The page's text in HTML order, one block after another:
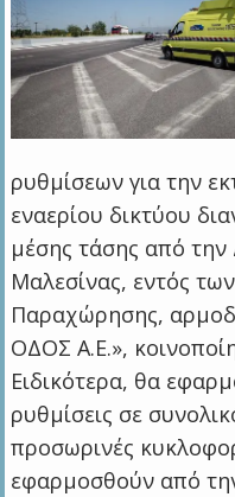
ρυθμίσεων για την
εναερίου δικτύου
μέσης τάσης από
Μαλεσίνας, εντός
Παραχώρησης,
ΟΔΟΣ Α.Ε.»,
Ειδικότερα, θα
ρυθμίσεις σε
προσωρινές
εφαρμοσθούν από